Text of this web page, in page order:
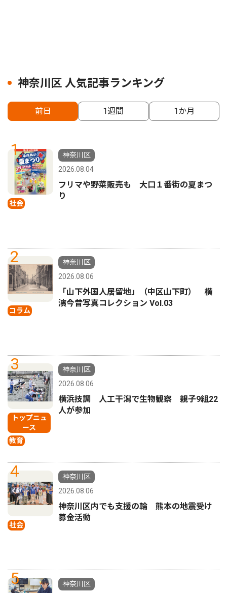
神奈川区 人気記事ランキング
前日 1週間 1か月
1
社会
神奈川区
2026.08.04
フリマや野菜販売も 大口１番街の夏まつ
り
2
コラム
神奈川区
2026.08.06
「山下外国人居留地」（中区山下町） 横
濱今昔写真コレクション Vol.03
3
トップニュ
ース
教育
神奈川区
2026.08.06
横浜技調 人工干潟で生物観察 親子9組22
人が参加
4
社会
神奈川区
2026.08.06
神奈川区内でも支援の輪 熊本の地震受け
募金活動
5
神奈川区